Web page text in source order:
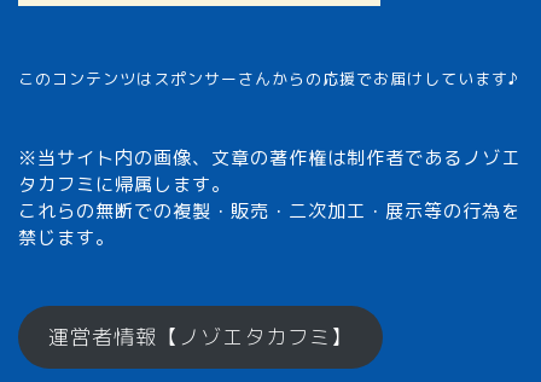
このコンテンツはスポンサーさんからの応援でお届けしています♪
※当サイト内の画像、文章の著作権は制作者であるノゾエ
タカフミに帰属します。
これらの無断での複製・販売・二次加工・展示等の行為を
禁じます。
運営者情報【ノゾエタカフミ】
メモざるとは？